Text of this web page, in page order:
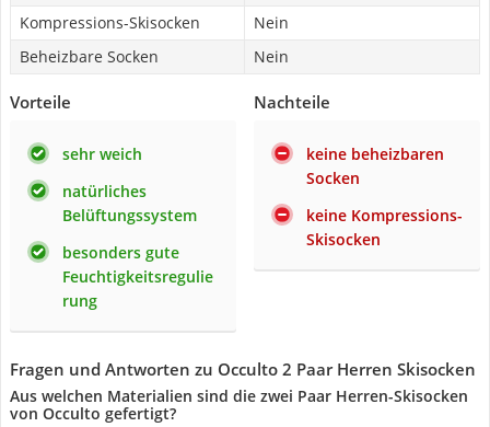
Kompressions-Skisocken
Nein
Beheizbare Socken
Nein
Vorteile
sehr weich
natürliches
Belüftungssystem
besonders gute
Feuchtigkeitsregulie
rung
Nachteile
keine beheizbaren
Socken
keine Kompressions-
Skisocken
Fragen und Antworten zu Occulto 2 Paar Herren Skisocken
Aus welchen Materialien sind die zwei Paar Herren-Skisocken
von Occulto gefertigt?